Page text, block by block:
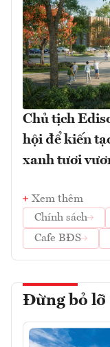
Chủ tịch
hội để kiến
xanh tươi
Xem thêm
Chính sách
Cafe BĐS
Đừng bỏ lỡ